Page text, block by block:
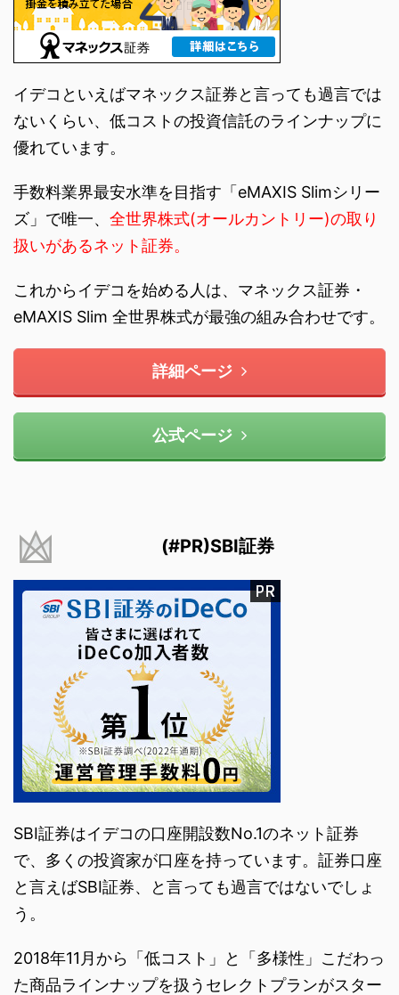
イデコといえばマネックス証券と言っても過言では
ないくらい、低コストの投資信託のラインナップに
優れています。
手数料業界最安水準を目指す「eMAXIS Slimシリー
ズ」で唯一、 全世界株式(オールカントリー)の取り
扱いがあるネット証券。
これからイデコを始める人は、マネックス証券・
eMAXIS Slim 全世界株式が最強の組み合わせです。
詳細ページ
公式ページ
(#PR)SBI証券
SBI証券はイデコの口座開設数No.1のネット証券
で、多くの投資家が口座を持っています。証券口座
と言えばSBI証券、と言っても過言ではないでしょ
う。
2018年11月から「低コスト」と「多様性」こだわっ
た商品ラインナップを扱うセレクトプランがスター